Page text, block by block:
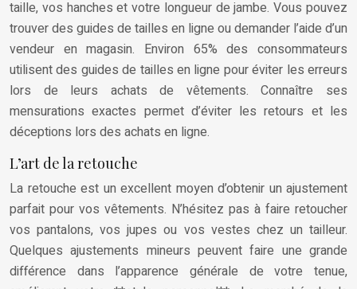
taille, vos hanches et votre longueur de jambe. Vous pouvez
trouver des guides de tailles en ligne ou demander l’aide d’un
vendeur en magasin. Environ 65% des consommateurs
utilisent des guides de tailles en ligne pour éviter les erreurs
lors de leurs achats de vêtements. Connaître ses
mensurations exactes permet d’éviter les retours et les
déceptions lors des achats en ligne.
L’art de la retouche
La retouche est un excellent moyen d’obtenir un ajustement
parfait pour vos vêtements. N’hésitez pas à faire retoucher
vos pantalons, vos jupes ou vos vestes chez un tailleur.
Quelques ajustements mineurs peuvent faire une grande
différence dans l’apparence générale de votre tenue,